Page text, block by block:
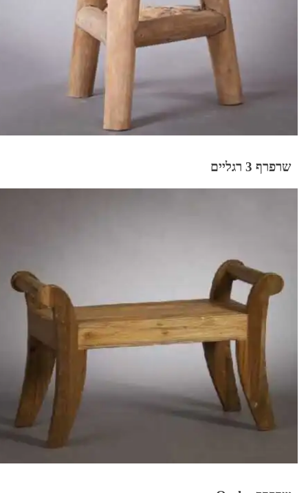
שרפרף 3 רגליים